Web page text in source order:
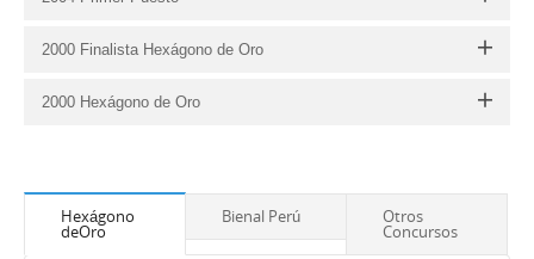
2000 Finalista Hexágono de Oro
2000 Hexágono de Oro
Hexágono
deOro
Bienal Perú Otros
Concursos